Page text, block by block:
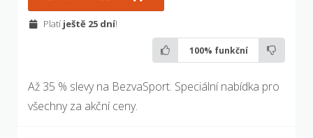
Platíještě 25 dní!
100% funkční
Až 35 % slevy na BezvaSport. Speciální nabídka pro
všechny za akční ceny.